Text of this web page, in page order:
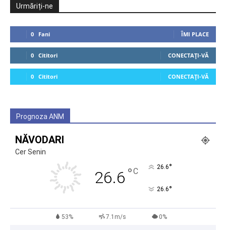
Urmăriți-ne
0 Fani ÎMI PLACE
0 Cititori CONECTAȚI-VĂ
0 Cititori CONECTAȚI-VĂ
Prognoza ANM
NĂVODARI
Cer Senin
26.6 °C 26.6°
26.6°
53% 7.1m/s 0%